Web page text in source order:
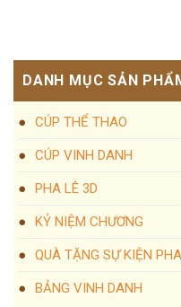
DANH MỤC SẢN
CÚP THỂ THAO
CÚP VINH DANH
PHA LÊ 3D
KỶ NIỆM CHƯƠNG
QUÀ TẶNG SỰ KIỆN
BẢNG VINH DANH